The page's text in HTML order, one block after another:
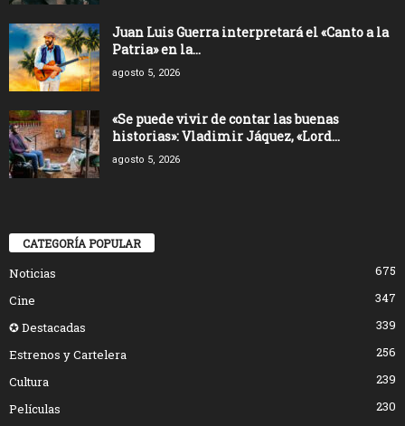
Juan Luis Guerra interpretará el «Canto a la
Patria» en la...
agosto 5, 2026
«Se puede vivir de contar las buenas
historias»: Vladimir Jáquez, «Lord...
agosto 5, 2026
CATEGORÍA POPULAR
Noticias
675
Cine
347
✪ Destacadas
339
Estrenos y Cartelera
256
Cultura
239
Películas
230